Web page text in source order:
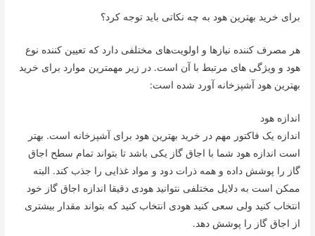
برای خرید بهترین هود به چه نکاتی باید توجه کرد؟
هر مصرف کننده نیازها و اولویت‌‌های مختلفی دارد که تعیین کننده نوع
هود و ویژگی های مرتبط با آن است. در زیر مهمترین موارد برای خرید
بهترین هود آشپزخانه آورد شده است:
اندازه هود
اندازه یک فاکتور مهم در خرید بهترین هود برای آشپزخانه است. بهتر
است اندازه هود شما با اجاق گاز یکی باشد تا بتواند تمام سطح اجاق
گاز را پوشش داده و همه ذرات دود و مواد غذایی را جذب کند. البته
ممکن است به دلایل مختلفی نتوانید هودی دقیقا اندازه اجاق گاز خود
انتخاب کنید ولی سعی کنید هودی انتخاب کنید که بتواند مقدار بیشتری
از اجاق گاز را پوشش دهد.